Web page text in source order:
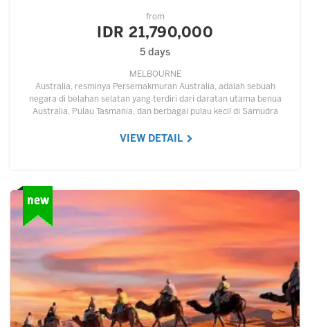
from
IDR 21,790,000
5 days
MELBOURNE
Australia, resminya Persemakmuran Australia, adalah sebuah
negara di belahan selatan yang terdiri dari daratan utama benua
Australia, Pulau Tasmania, dan berbagai pulau kecil di Samudra
VIEW DETAIL